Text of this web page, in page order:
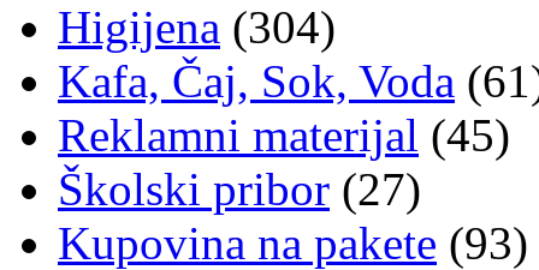
Higijena (304)
Kafa, Čaj, Sok, Voda
Reklamni materijal (45)
Školski pribor (27)
Kupovina na pakete (93)